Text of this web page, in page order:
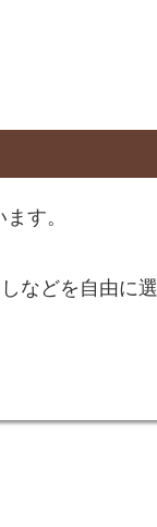
す。
などを自由に選